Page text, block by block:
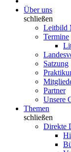
Über uns
schließen
Leitbild
Termine
Satzung
Partner
Unsere
Themen
schließen
Direkte